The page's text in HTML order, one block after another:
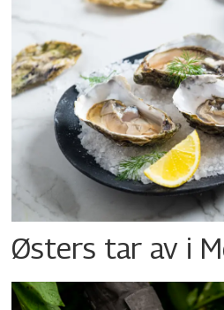
Østers tar av i